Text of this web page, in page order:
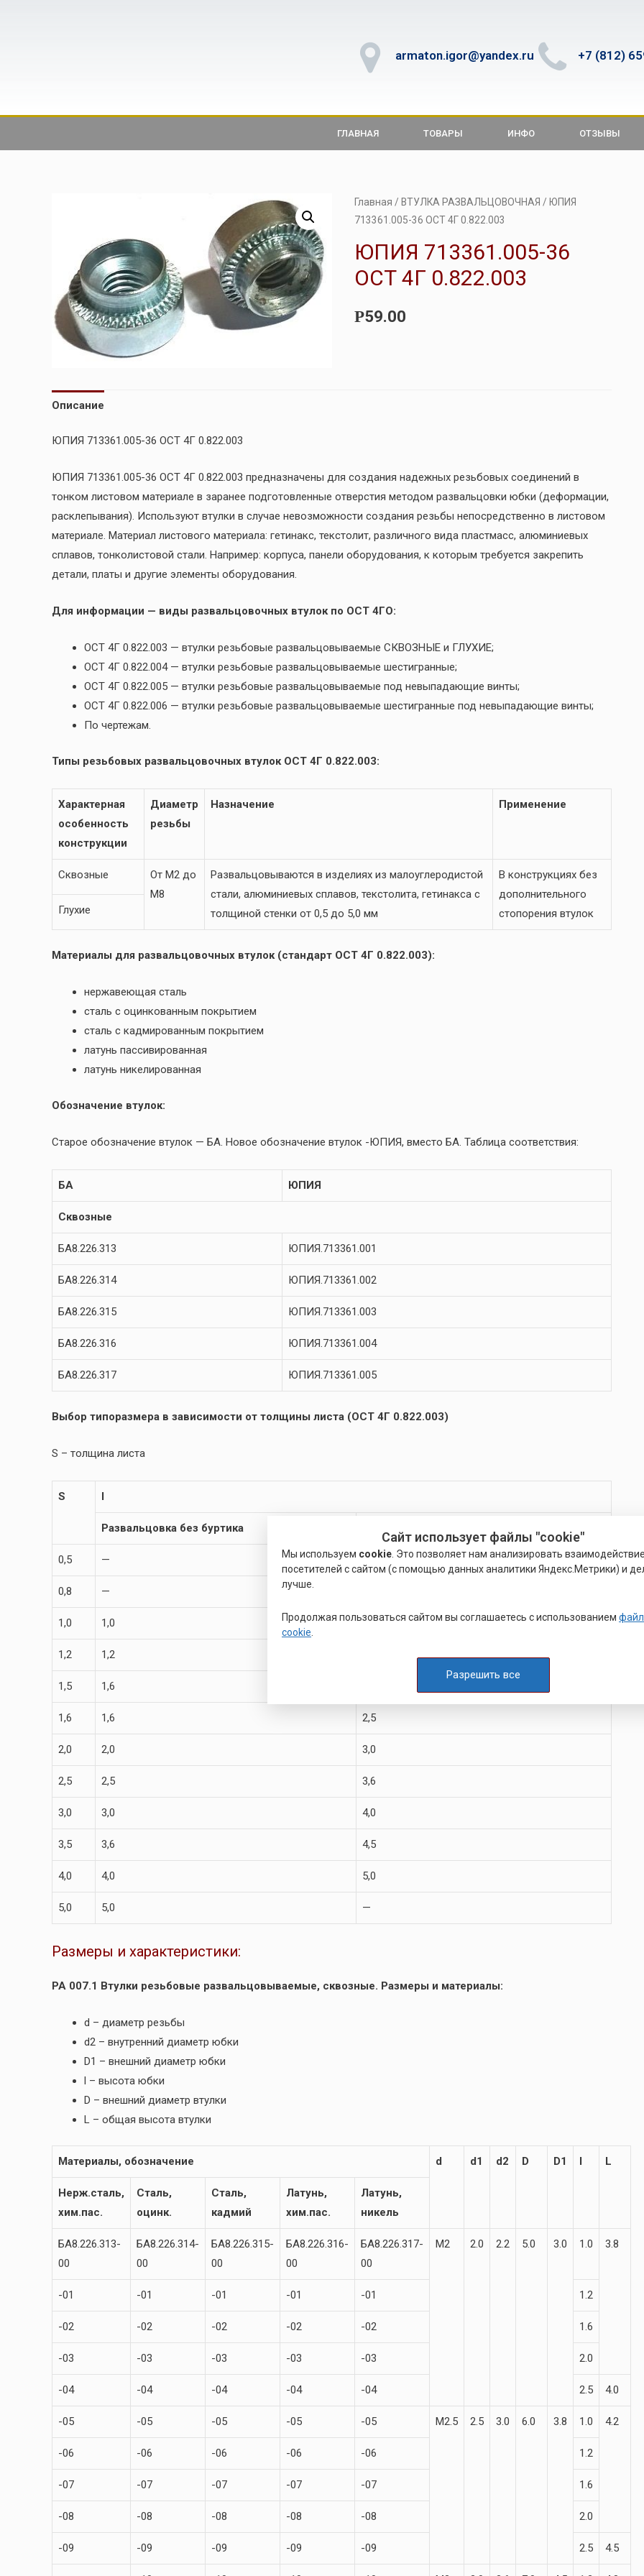
armaton.igor@yandex.ru +7 (812)
ГЛАВНАЯ ТОВАРЫ ИНФО ОТЗЫВЫ
Главная / ВТУЛКА РАЗВАЛЬЦОВОЧНАЯ / ЮПИЯ
713361.005-36 ОСТ 4Г 0.822.003
ЮПИЯ 713361.005-36
ОСТ 4Г 0.822.003
Р59.00
Описание
ЮПИЯ 713361.005-36 ОСТ 4Г 0.822.003
ЮПИЯ 713361.005-36 ОСТ 4Г 0.822.003 предназначены для создания надежных резьбовых соединений в
тонком листовом материале в заранее подготовленные отверстия методом развальцовки юбки (деформации,
расклепывания). Используют втулки в случае невозможности создания резьбы непосредственно в листовом
материале. Материал листового материала: гетинакс, текстолит, различного вида пластмасс, алюминиевых
сплавов, тонколистовой стали. Например: корпуса, панели оборудования, к которым требуется закрепить
детали, платы и другие элементы оборудования.
Для информации — виды развальцовочных втулок по ОСТ 4ГО:
ОСТ 4Г 0.822.003 — втулки резьбовые развальцовываемые СКВОЗНЫЕ и ГЛУХИЕ;
ОСТ 4Г 0.822.004 — втулки резьбовые развальцовываемые шестигранные;
ОСТ 4Г 0.822.005 — втулки резьбовые развальцовываемые под невыпадающие винты;
ОСТ 4Г 0.822.006 — втулки резьбовые развальцовываемые шестигранные под невыпадающие винты;
По чертежам.
Типы резьбовых развальцовочных втулок ОСТ 4Г 0.822.003:
Характерная
особенность
конструкции
Диаметр
резьбы
Назначение Применение
Сквозные
От М2 до
М8
Развальцовываются в изделиях из малоуглеродистой
стали, алюминиевых сплавов, текстолита, гетинакса с
толщиной стенки от 0,5 до 5,0 мм
В конструкциях без
дополнительного
стопорения втулок
Глухие
Материалы для развальцовочных втулок (стандарт ОСТ 4Г 0.822.003):
нержавеющая сталь
сталь с оцинкованным покрытием
сталь с кадмированным покрытием
латунь пассивированная
латунь никелированная
Обозначение втулок:
Старое обозначение втулок — БА. Новое обозначение втулок -ЮПИЯ, вместо БА. Таблица соответствия:
БА ЮПИЯ
Сквозные
БА8.226.313 ЮПИЯ.713361.001
БА8.226.314 ЮПИЯ.713361.002
БА8.226.315 ЮПИЯ.713361.003
БА8.226.316 ЮПИЯ.713361.004
БА8.226.317 ЮПИЯ.713361.005
Выбор типоразмера в зависимости от толщины листа (ОСТ 4Г 0.822.003)
S – толщина листа
S
Развальцовка без буртика
0,5 — 1,2
0,8 —
1,0 1,0 1,6
1,2 1,2
1,5 1,6
1,6 1,6 2,5
2,0 2,0 3,0
2,5 2,5 3,6
3,0 3,0 4,0
3,5 3,6 4,5
4,0 4,0 5,0
5,0 5,0 —
Размеры и характеристики:
РА 007.1 Втулки резьбовые развальцовываемые, сквозные. Размеры и материалы:
d – диаметр резьбы
d2 – внутренний диаметр юбки
D1 – внешний диаметр юбки
l – высота юбки
D – внешний диаметр втулки
L – общая высота втулки
Материалы, обозначение d d1 d2 D D1 L
Нерж.сталь,
хим.пас.
Сталь,
оцинк.
Сталь,
кадмий
Латунь,
хим.пас.
Латунь,
никель
БА8.226.313-
00
БА8.226.314-
00
БА8.226.315-
00
БА8.226.316-
00
БА8.226.317-
00
М2 2.0 2.2 5.0 3.0 1.0 3.8
-01 -01 -01 -01 -01 1.2
-02 -02 -02 -02 -02 1.6
-03 -03 -03 -03 -03 2.0
-04 -04 -04 -04 -04 2.5 4.0
-05 -05 -05 -05 -05 М2.5 2.5 3.0 6.0 3.8 1.0 4.2
-06 -06 -06 -06 -06 1.2
-07 -07 -07 -07 -07 1.6
-08 -08 -08 -08 -08 2.0
-09 -09 -09 -09 -09 2.5 4.5
Сайт использует файлы "cookie"
Мы используем cookie . Это позволяет нам анализировать
посетителей с сайтом (с помощью данных аналитики Яндекс.Метрики) и
лучше.
Продолжая пользоваться сайтом вы соглашаетесь с использованием
cookie
Разрешить все